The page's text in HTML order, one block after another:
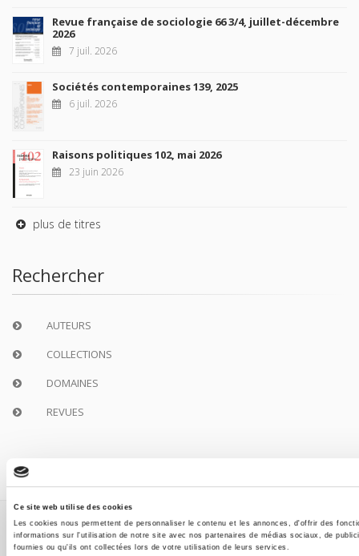
Ce site web utilise des cookies
Les cookies nous permettent de personnaliser le contenu et les annonces, d'offrir des
informations sur l'utilisation de notre site avec nos partenaires de médias sociaux, de
fournies ou qu'ils ont collectées lors de votre utilisation de leurs services.
Revue française de sociologie 66 3/4, juillet-décembre
2026
7 juil. 2026
Sociétés contemporaines 139, 2025
6 juil. 2026
Raisons politiques 102, mai 2026
23 juin 2026
plus de titres
Rechercher
AUTEURS
COLLECTIONS
DOMAINES
REVUES
Copyright © 2026, Presses de Sciences Po. Powered by
GiantChair. All Rights Reserved